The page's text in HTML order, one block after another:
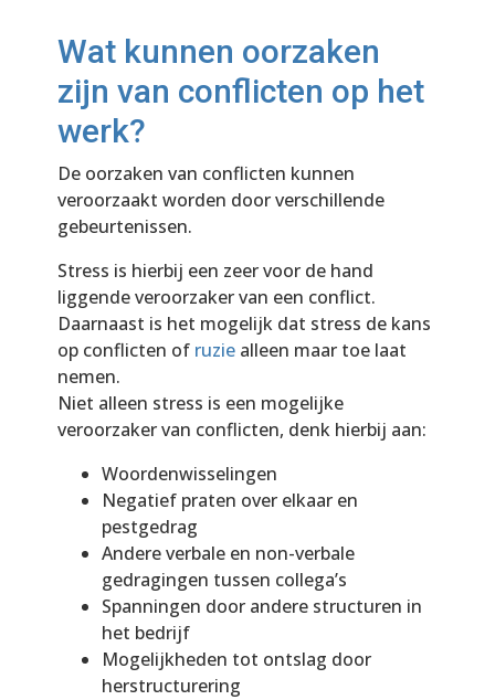
Wat kunnen oorzaken
zijn van conflicten op het
werk?
De oorzaken van conflicten kunnen
veroorzaakt worden door verschillende
gebeurtenissen.
Stress is hierbij een zeer voor de hand
liggende veroorzaker van een conflict.
Daarnaast is het mogelijk dat stress de kans
op conflicten of ruzie alleen maar toe laat
nemen.
Niet alleen stress is een mogelijke
veroorzaker van conflicten, denk hierbij aan:
Woordenwisselingen
Negatief praten over elkaar en
pestgedrag
Andere verbale en non-verbale
gedragingen tussen collega’s
Spanningen door andere structuren in
het bedrijf
Mogelijkheden tot ontslag door
herstructurering